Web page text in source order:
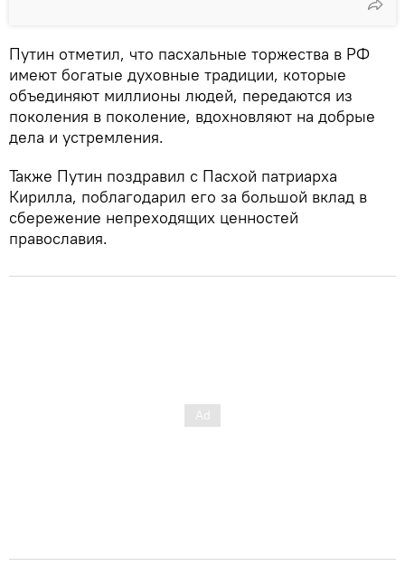
Путин отметил, что пасхальные торжества в РФ
имеют богатые духовные традиции, которые
объединяют миллионы людей, передаются из
поколения в поколение, вдохновляют на добрые
дела и устремления.
Также Путин поздравил с Пасхой патриарха
Кирилла, поблагодарил его за большой вклад в
сбережение непреходящих ценностей
православия.